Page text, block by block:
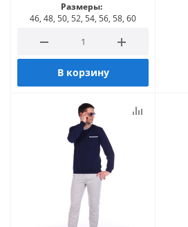
Размеры:
46, 48, 50, 52, 54, 56, 58, 60
В корзину